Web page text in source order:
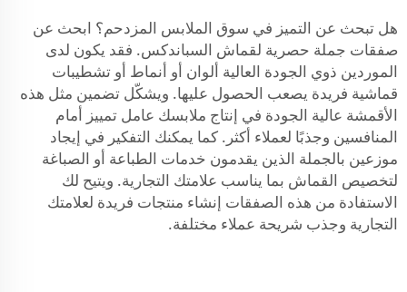
هل تبحث عن التميز في سوق الملابس المزدحم؟ ابحث عن
صفقات جملة حصرية لقماش السباندكس. فقد يكون لدى
الموردين ذوي الجودة العالية ألوان أو أنماط أو تشطيبات
قماشية فريدة يصعب الحصول عليها. ويشكّل تضمين مثل هذه
الأقمشة عالية الجودة في إنتاج ملابسك عامل تمييز أمام
المنافسين وجذبًا لعملاء أكثر. كما يمكنك التفكير في إيجاد
موزعين بالجملة الذين يقدمون خدمات الطباعة أو الصباغة
لتخصيص القماش بما يناسب علامتك التجارية. ويتيح لك
الاستفادة من هذه الصفقات إنشاء منتجات فريدة لعلامتك
التجارية وجذب شريحة عملاء مختلفة.